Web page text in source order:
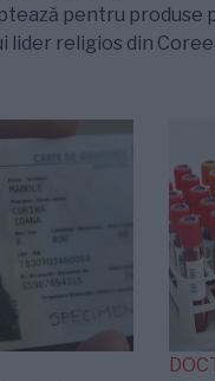
pentru
lider religios din